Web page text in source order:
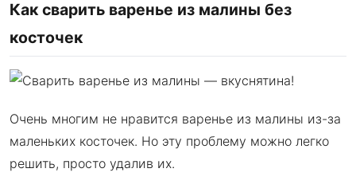
Как сварить варенье из малины без
косточек
Очень многим не нравится варенье из малины из-за
маленьких косточек. Но эту проблему можно легко
решить, просто удалив их.